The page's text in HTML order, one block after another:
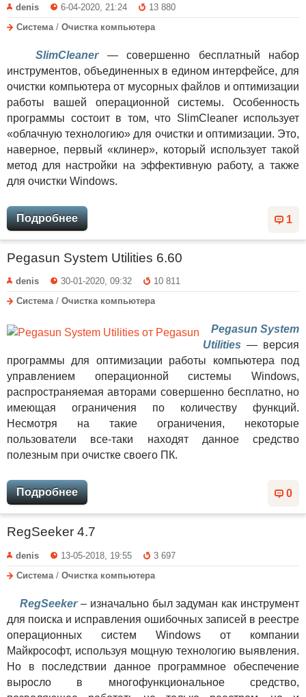
denis 6-04-2020, 21:24
13 880
Система / Очистка компьютера
SlimCleaner— совершенно бесплатный набор
инструментов, объединенных в едином интерфейсе, для
очистки компьютера от мусорных файлов и оптимизации
работы вашей операционной системы. Особенность
программы состоит в том, что SlimCleaner использует
«облачную технологию» для очистки и оптимизации. Это,
наверное, первый «клинер», который использует такой
метод для настройки на эффективную работу, а также
для очистки Windows.
1
Подробнее
Pegasun System Utilities 6.60
denis 30-01-2020, 09:32
10 811
Система/ Очистка компьютера
Pegasun System
Utilities — версия
программы для оптимизации работы компьютера под
управлением операционной системы Windows,
распространяемая авторами совершенно бесплатно, но
имеющая ограничения по количеству функций.
Несмотря на такие ограничения, некоторые
пользователи все-таки находят данное средство
полезным при очистке своего ПК.
0
Подробнее
RegSeeker 4.7
denis 13-05-2018, 19:55
3 697
Система / Очистка компьютера
RegSeeker– изначально был задуман как инструмент
для поиска и исправления ошибочных записей в реестре
операционных систем Windows от компании
Майкрософт, используя мощную технологию выявления.
Но в последствии данное программное обеспечение
выросло в многофункциональное средство,